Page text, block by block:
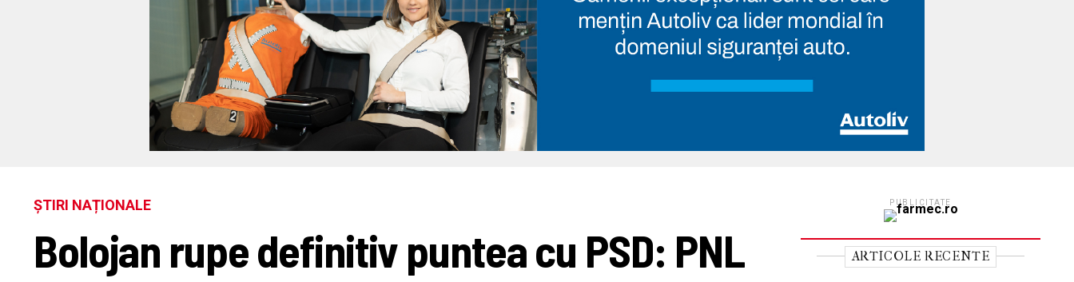
ȘTIRI NAȚIONALE
Bolojan rupe definitiv puntea cu PSD: PNL
PUBLICITATE
ARTICOLE RECENTE